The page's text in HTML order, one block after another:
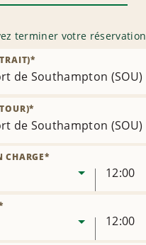
terminer votre réservation
de Southampton (SOU)
*
de Southampton (SOU)
*
CHARGE*
12:00
12:00